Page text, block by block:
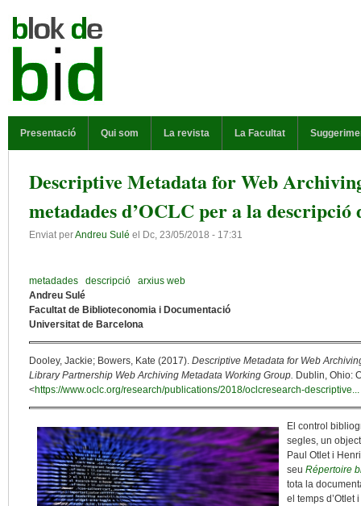
Presentació Qui som La revista La Facultat
Descriptive Metadata for Web
metadades d’OCLC per a la descripció
Enviat perAndreu Sulé el Dc, 23/05/2018 - 17:31
metadades descripció
arxius web
Andreu Sulé
Facultat de Biblioteconomia i Documentació
Universitat de Barcelona
Dooley, Jackie; Bowers, Kate (2017). Descriptive Metadata for Web
Library Partnership Web Archiving Metadata Working Group. Dublin, Ohio:
<https://www.oclc.org/research/publications/2018/oclcresearch-descriptive...
El control
segles, un
Paul Otlet i
seu Répertoire
tota la
el temps d’Otlet